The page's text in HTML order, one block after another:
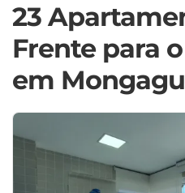
23
Frente para
em